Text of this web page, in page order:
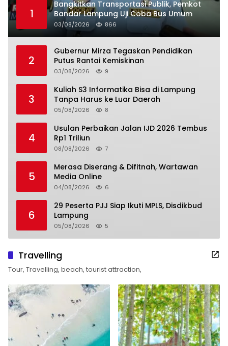
1
Bangkitkan Transportasi Publik, Pemkot
Bandar Lampung Uji Coba Bus Umum
03/08/2026 866
2
Gubernur Mirza Tegaskan Pendidikan
Putus Rantai Kemiskinan
03/08/2026 9
3
Kuliah S3 Informatika Bisa di Lampung
Tanpa Harus ke Luar Daerah
05/08/2026 8
4
Usulan Perbaikan Jalan IJD 2026 Tembus
Rp1 Triliun
08/08/2026 7
5
Merasa Diserang & Difitnah, Wartawan
Media Online
04/08/2026 6
6
29 Peserta PJJ Siap Ikuti MPLS, Disdikbud
Lampung
05/08/2026 5
Travelling
Tour, Travelling, beach, tourist attraction,